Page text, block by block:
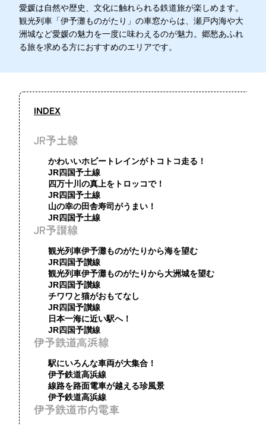
愛媛は自然や歴史、文化に触れられる鉄道旅が楽しめます。
観光列車「伊予灘ものがたり」の車窓からは、瀬戸内海や大
洲城など愛媛の魅力を一度に味わえるのが魅力。郷愁あふれ
る旅を求める方におすすめのエリアです。
INDEX
JR予土線
かわいいホビートレインがトコトコ走る！
JR四国予土線
四万十川の真上をトロッコで！
JR四国予土線
山の幸の田舎寿司がうまい！
JR四国予土線
JR予讃線
観光列車伊予灘ものがたりから海を望む
JR四国予讃線
観光列車伊予灘ものがたりから大洲城を望む
JR四国予讃線
チワワと猫がおもてなし
JR四国予讃線
日本一海に近い駅へ！
JR四国予讃線
伊予鉄道高浜線
駅にいろんな車両が大集合！
伊予鉄道高浜線
線路を路面電車が越える珍風景
伊予鉄道高浜線
伊予鉄道市内電車